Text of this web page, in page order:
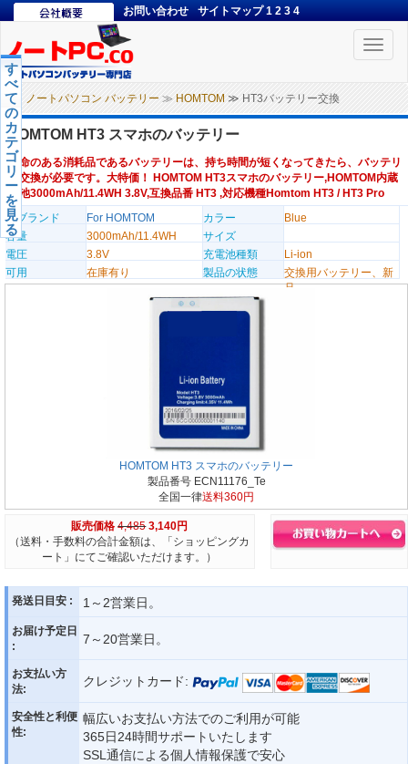
お問い合わせ サイトマップ 1 2 3 4
Toggle
ノートパソコン バッテリー ≫ HOMTOM ≫ HT3バッテリー交換
す
べ
て
の
カ
テ
ゴ
リ
ー
を
見
る
HOMTOM HT3 スマホのバッテリー
寿命のある消耗品であるバッテリーは、持ち時間が短くなってきたら、バッテリ
ー交換が必要です。大特価！ HOMTOM HT3スマホのバッテリー,HOMTOM内蔵
電池3000mAh/11.4WH 3.8V,互換品番 HT3 ,対応機種Homtom HT3 / HT3 Pro
のブランド
For HOMTOM カラー
Blue
容量
3000mAh/11.4WH
サイズ
電圧
3.8V 充電池種類
Li-ion
可用
在庫有り 製品の状態
交換用バッテリー、新
品
HOMTOM HT3 スマホのバッテリー
製品番号 ECN11176_Te
全国一律送料360円
販売価格 4,485 3,140円
（送料・手数料の合計金額は、「ショッピングカ
ート」にてご確認いただけます。）
発送日目安 : 1～2営業日。
お届け予定日
:
7～20営業日。
お支払い方
法:
クレジットカード:
安全性と利便
性:
幅広いお支払い方法でのご利用が可能
365日24時間サポートいたします
SSL通信による個人情報保護で安心